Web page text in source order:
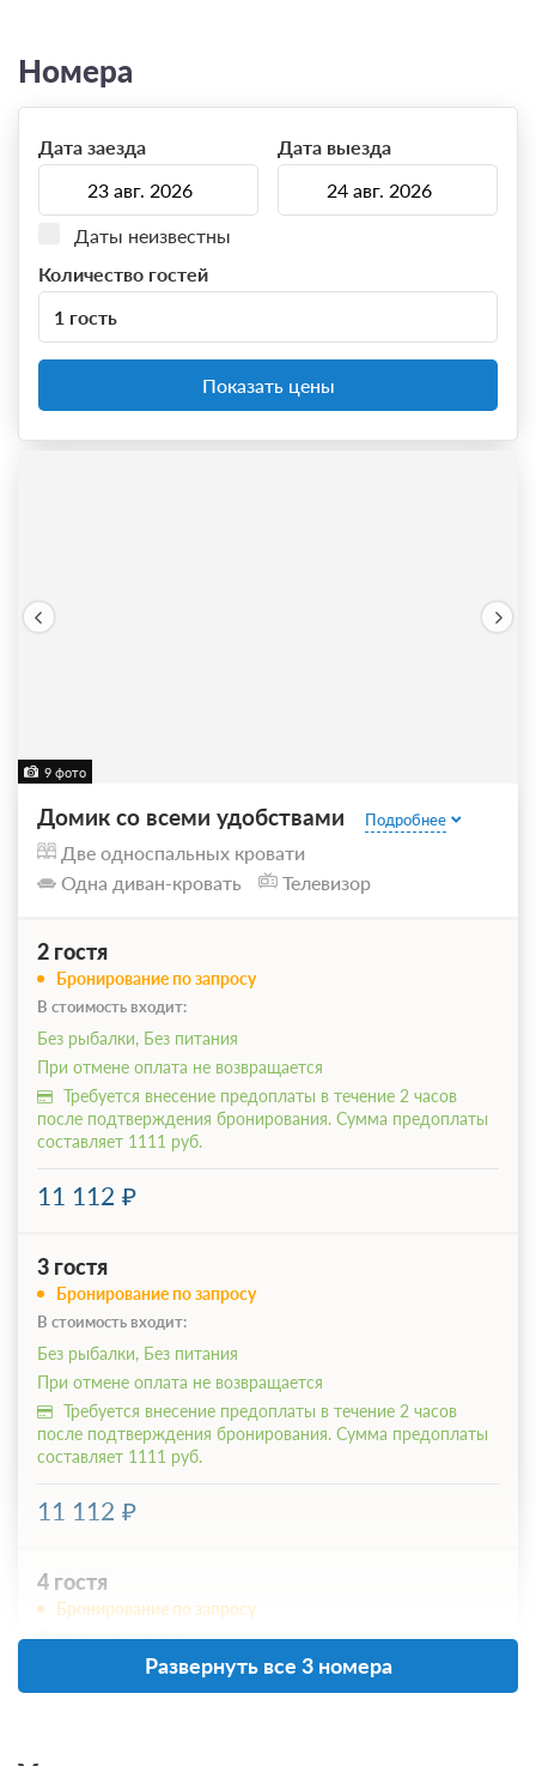
Номера
Дата заезда Дата выезда
Даты неизвестны
Количество гостей
1 гость
Показать цены
9 фото
Домик со всеми удобствами Подробнее
Две односпальных кровати
Одна диван-кровать
Телевизор
2 гостя
Бронирование по запросу
В стоимость входит:
Без рыбалки, Без питания
При отмене оплата не возвращается
Требуется внесение предоплаты в течение 2 часов
после подтверждения бронирования. Сумма предоплаты
составляет 1111 руб.
11 112
3 гостя
Бронирование по запросу
В стоимость входит:
Без рыбалки, Без питания
При отмене оплата не возвращается
Требуется внесение предоплаты в течение 2 часов
после подтверждения бронирования. Сумма предоплаты
составляет 1111 руб.
11 112
4 гостя
Бронирование по запросу
В стоимость входит:
Без рыбалки, Без питания
При отмене оплата не возвращается
Развернуть все 3 номера